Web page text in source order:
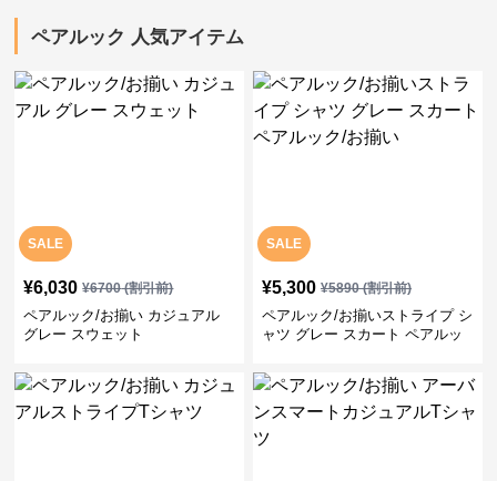
ペアルック 人気アイテム
SALE
¥6,030 ¥6700(割引前)
ペアルック/お揃い カジュアル
グレー スウェット
SALE
¥5,300 ¥5890(割引前)
ペアルック/お揃いストライプ シ
ャツ グレー スカート ペアルッ